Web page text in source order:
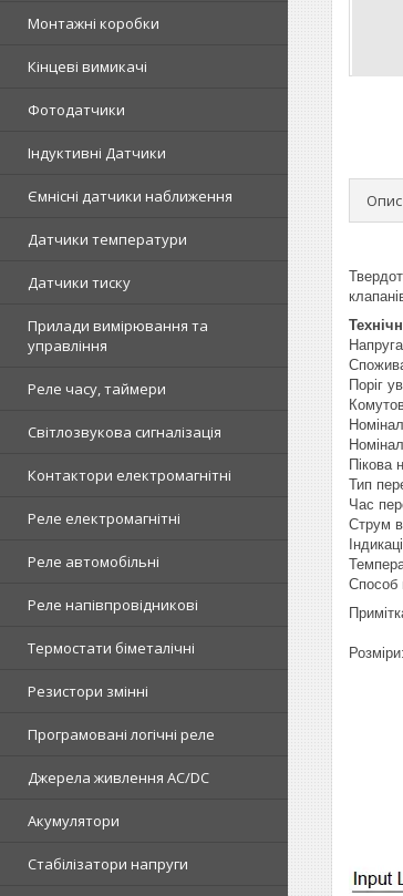
Монтажні коробки
Кінцеві вимикачі
Фотодатчики
Індуктивні Датчики
Ємнісні датчики наближення
Датчики температури
Датчики тиску
Прилади вимірювання та
управління
Реле часу, таймери
Світлозвукова сигналізація
Контактори електромагнітні
Реле електромагнітні
Реле автомобільні
Реле напівпровідникові
Термостати біметалічні
Резистори змінні
Програмовані логічні реле
Джерела живлення AC/DC
Акумулятори
Стабілізатори напруги
Опис
Поріг
Пікова
Тип
Час
Струм
Способ
Розміри: